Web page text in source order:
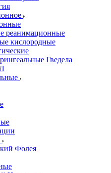
реанимационные
кислородные
Гведела
Фолея